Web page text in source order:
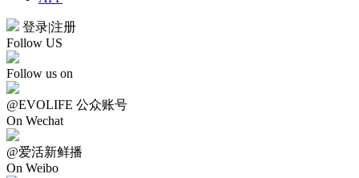
登录|注册
Follow US
Follow us on
@EVOLIFE 公众账号
On Wechat
@爱活新鲜播
On Weibo